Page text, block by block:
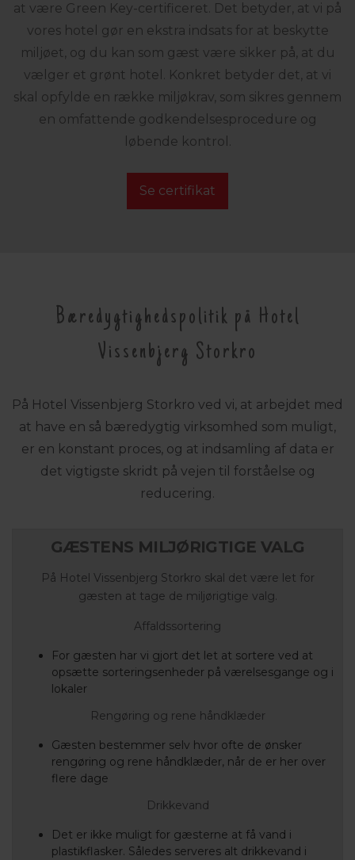
at være Green Key-certificeret. Det betyder, at vi på
vores hotel gør en ekstra indsats for at beskytte
miljøet, og du kan som gæst være sikker på, at du
vælger et grønt hotel. Konkret betyder det, at vi
skal opfylde en række miljøkrav, som sikres gennem
en omfattende godkendelsesprocedure og
løbende kontrol.
Se certifikat
Bæredygtighedspolitik på Hotel
Vissenbjerg Storkro
På Hotel Vissenbjerg Storkro ved vi, at arbejdet med
at have en så bæredygtig virksomhed som muligt,
er en konstant proces, og at indsamling af data er
det vigtigste skridt på vejen til forståelse og
reducering.
GÆSTENS MILJØRIGTIGE VALG
På Hotel Vissenbjerg Storkro skal det være let for
gæsten at tage de miljørigtige valg.
Affaldssortering
For gæsten har vi gjort det let at sortere ved at
opsætte sorteringsenheder på værelsesgange og i
lokaler
Rengøring og rene håndklæder
Gæsten bestemmer selv hvor ofte de ønsker
rengøring og rene håndklæder, når de er her over
flere dage
Drikkevand
Det er ikke muligt for gæsterne at få vand i
plastikflasker. Således serveres alt drikkevand i